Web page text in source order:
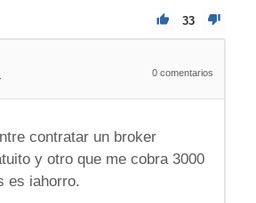
33
0 comentarios
contratar un broker
y otro que me cobra 3000
es iahorro.